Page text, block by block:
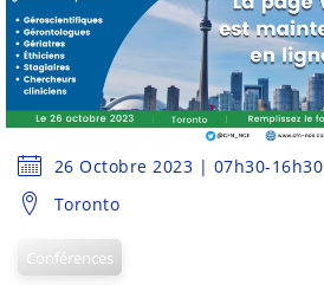
26 Octobre 2023 | 07h30-16h30
Toronto
Conférences